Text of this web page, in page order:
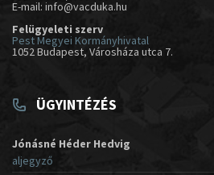
E-mail: info@vacduka.hu
Felügyeleti szerv
Pest Megyei Kormányhivatal
1052 Budapest, Városháza utca 7.
ÜGYINTÉZÉS
Jónásné Héder Hedvig
aljegyző